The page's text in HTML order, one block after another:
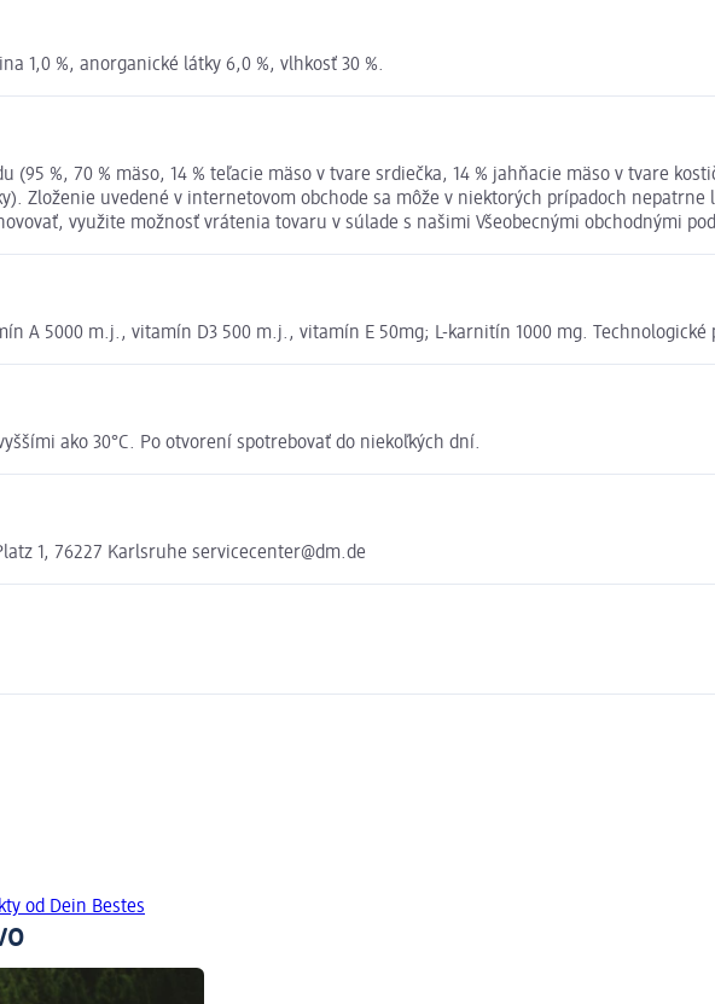
1,0 %, anorganické látky 6,0 %, vlhkosť 30 %.
(95 %, 70 % mäso, 14 % teľacie mäso v tvare srdiečka, 14 % jahňacie mäso v tvare
Zloženie uvedené v internetovom obchode sa môže v niektorých prípadoch
využite možnosť vrátenia tovaru v súlade s našimi Všeobecnými obchodnými
A 5000 m.j., vitamín D3 500 m.j., vitamín E 50mg; L-karnitín 1000 mg. Technologické
ako 30°C. Po otvorení spotrebovať do niekoľkých dní.
1, 76227 Karlsruhe servicecenter@dm.de
od Dein Bestes